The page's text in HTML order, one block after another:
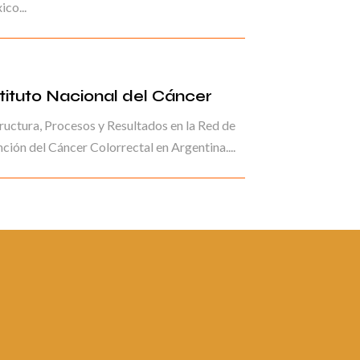
Nacional del Cáncer
Procesos y Resultados en la Red de
del Cáncer Colorrectal en Argentina....